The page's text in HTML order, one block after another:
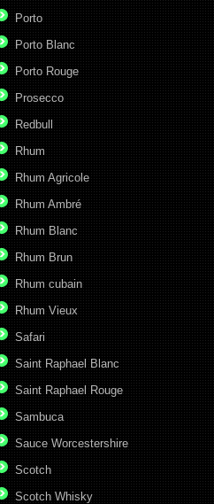
Porto
Porto Blanc
Porto Rouge
Prosecco
Redbull
Rhum
Rhum Agricole
Rhum Ambré
Rhum Blanc
Rhum Brun
Rhum cubain
Rhum Vieux
Safari
Saint Raphael Blanc
Saint Raphael Rouge
Sambuca
Sauce Worcestershire
Scotch
Scotch Whisky